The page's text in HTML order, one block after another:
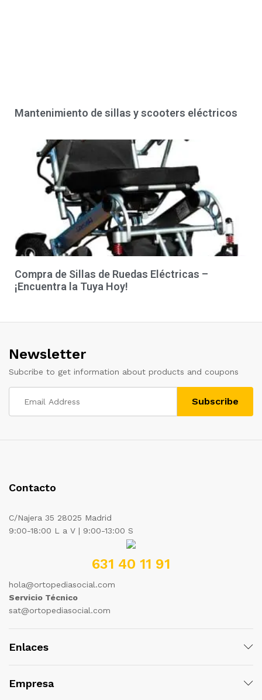
Mantenimiento de sillas y scooters eléctricos
Compra de Sillas de Ruedas Eléctricas –
¡Encuentra la Tuya Hoy!
Newsletter
Subcribe to get information about products and coupons
Contacto
C/Najera 35 28025 Madrid
9:00-18:00 L a V | 9:00-13:00 S
631 40 11 91
hola@ortopediasocial.com
Servicio Técnico
sat@ortopediasocial.com
Enlaces
Empresa